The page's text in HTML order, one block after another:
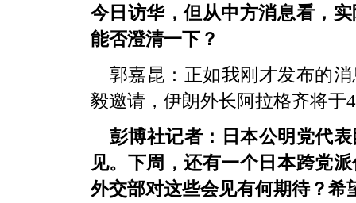
今日访华，但从中方消息看，
能否澄清一下？
郭嘉昆：正如我刚才发布的
毅邀请，伊朗外长阿拉格齐将于
彭博社记者：日本公明党代
见。下周，还有一个日本跨党
外交部对这些会见有何期待？希